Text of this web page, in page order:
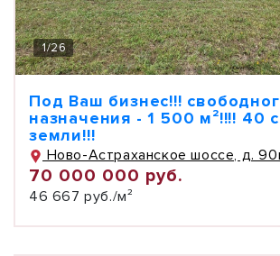
1/26
Под Ваш бизнес!!!
назначения - 1 500 м²!!!! 40
земли!!!
Ново-Астраханское шоссе, д.
70 000 000 руб.
46 667 руб./м²